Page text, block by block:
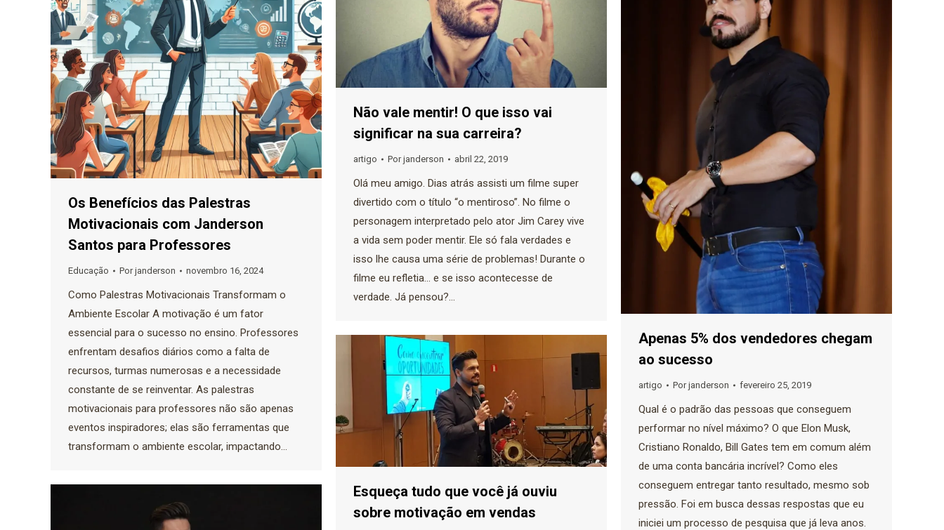
Os Benefícios das Palestras
Motivacionais com Janderson
Santos para Professores
Educação Porjanderson novembro 16, 2024
Como Palestras Motivacionais Transformam o
Ambiente Escolar A motivação é um fator
essencial para o sucesso no ensino. Professores
enfrentam desafios diários como a falta de
recursos, turmas numerosas e a necessidade
constante de se reinventar. As palestras
motivacionais para professores não são apenas
eventos inspiradores; elas são ferramentas que
transformam o ambiente escolar, impactando…
Não vale mentir! O que isso vai
significar na sua carreira?
artigo Porjanderson abril 22, 2019
Olá meu amigo. Dias atrás assisti um filme super
divertido com o título “o mentiroso”. No filme o
personagem interpretado pelo ator Jim Carey vive
a vida sem poder mentir. Ele só fala verdades e
isso lhe causa uma série de problemas! Durante o
filme eu refletia… e se isso acontecesse de
verdade. Já pensou?…
Apenas 5% dos vendedores chegam
ao sucesso
artigo Porjanderson fevereiro 25, 2019
Qual é o padrão das pessoas que conseguem
performar no nível máximo? O que Elon Musk,
Cristiano Ronaldo, Bill Gates tem em comum além
de uma conta bancária incrível? Como eles
conseguem entregar tanto resultado, mesmo sob
pressão. Foi em busca dessas respostas que eu
iniciei um processo de pesquisa que já leva anos.
Esqueça tudo que você já ouviu
sobre motivação em vendas